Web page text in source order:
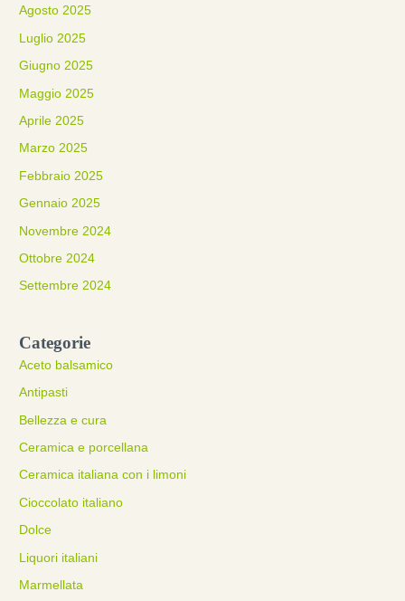
Agosto 2025
Luglio 2025
Giugno 2025
Maggio 2025
Aprile 2025
Marzo 2025
Febbraio 2025
Gennaio 2025
Novembre 2024
Ottobre 2024
Settembre 2024
Categorie
Aceto balsamico
Antipasti
Bellezza e cura
Ceramica e porcellana
Ceramica italiana con i limoni
Cioccolato italiano
Dolce
Liquori italiani
Marmellata